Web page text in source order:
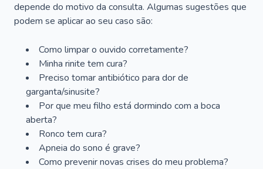
depende do motivo da consulta. Algumas sugestões que
podem se aplicar ao seu caso são:
Como limpar o ouvido corretamente?
Minha rinite tem cura?
Preciso tomar antibiótico para dor de
garganta/sinusite?
Por que meu filho está dormindo com a boca
aberta?
Ronco tem cura?
Apneia do sono é grave?
Como prevenir novas crises do meu problema?